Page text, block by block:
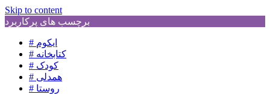
Skip to content
برچسب های پرکاربرد
# ایکوم
# کتابخانه
# کودک
# همدلی
# روستا